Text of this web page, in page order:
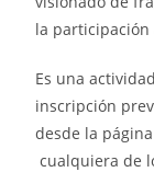
la participación
Es una
inscripción
desde la
cualquiera de